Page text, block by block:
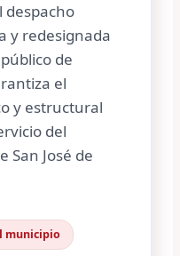
y redesignada
de
el
y estructural
del
San José de
municipio